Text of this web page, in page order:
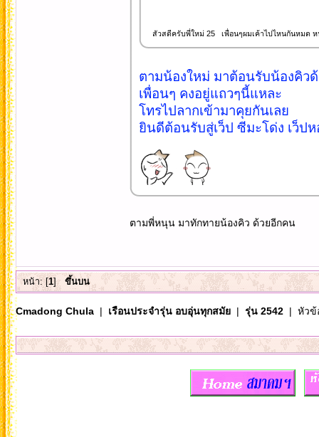
สัวสดีครับพี่ใหม่ 25 เพื่อนๆผมเค้าไปไหนกันหมด
ตามน้องใหม่ มาต้อนรับน้องคิว
เพื่อนๆ คงอยู่แถวๆนี้แหละ
โทรไปลากเข้ามาคุยกันเลย
ยินดีต้อนรับสู่เว็ป ซีมะโด่ง เว็ป
ตามพี่หนุน มาทักทายน้องคิว ด้วยอีกคน
หน้า: [1] ขึ้นบน
Cmadong Chula| เรือนประจำรุ่น อบอุ่นทุกสมัย| รุ่น 2542| หัวข้